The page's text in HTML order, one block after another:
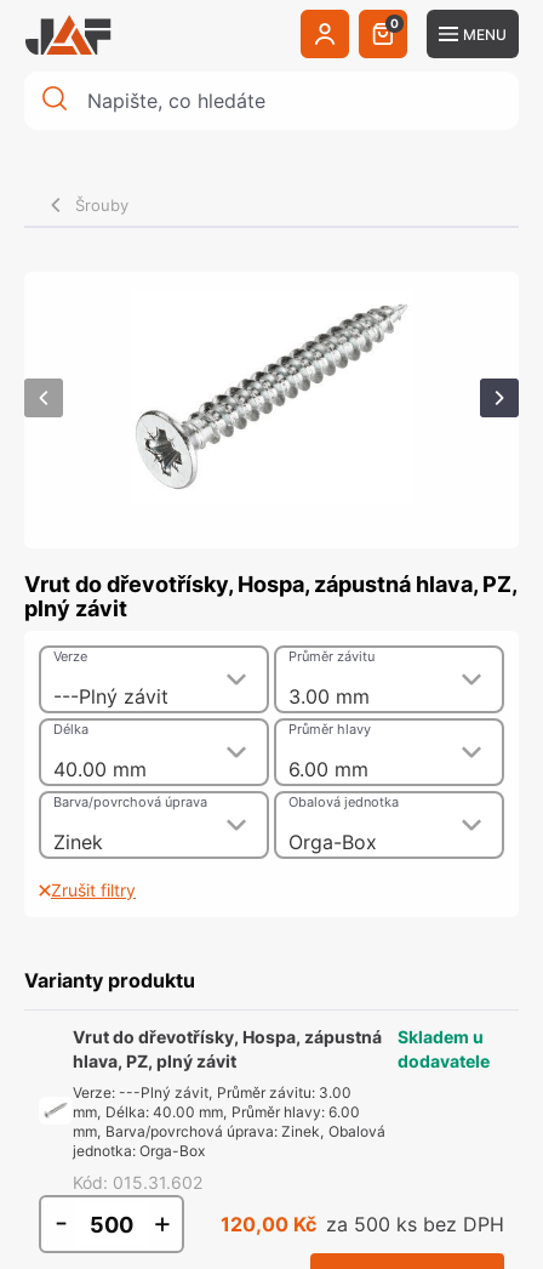
0
MENU
Šrouby
Vrut do dřevotřísky, Hospa, zápustná hlava, PZ,
plný závit
---Plný závit
Verze
3.00 mm
Průměr závitu
40.00 mm
Délka
6.00 mm
Průměr hlavy
Zinek
Barva/povrchová úprava
Orga-Box
Obalová jednotka
Zrušit filtry
Varianty produktu
Vrut do dřevotřísky, Hospa, zápustná
hlava, PZ, plný závit
Verze: ---Plný závit, Průměr závitu: 3.00
mm, Délka: 40.00 mm, Průměr hlavy: 6.00
mm, Barva/povrchová úprava: Zinek, Obalová
jednotka: Orga-Box
Kód: 015.31.602
Skladem u
dodavatele
- + 120,00 Kč za 500 ks bez DPH